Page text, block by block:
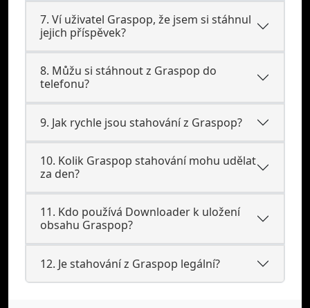
7. Ví uživatel Graspop, že jsem si stáhnul
jejich příspěvek?
8. Můžu si stáhnout z Graspop do
telefonu?
9. Jak rychle jsou stahování z Graspop?
10. Kolik Graspop stahování mohu udělat
za den?
11. Kdo používá Downloader k uložení
obsahu Graspop?
12. Je stahování z Graspop legální?